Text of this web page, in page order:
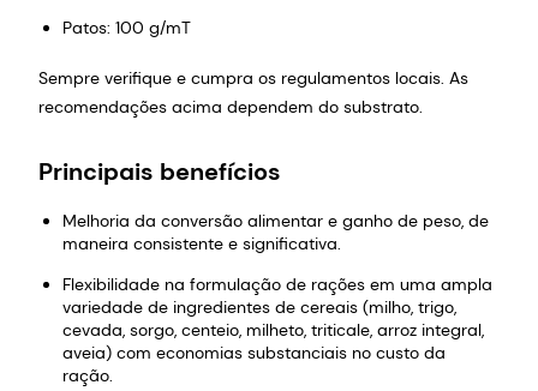
Patos: 100 g/mT
Sempre verifique e cumpra os regulamentos locais. As
recomendações acima dependem do substrato.
Principais benefícios
Melhoria da conversão alimentar e ganho de peso, de
maneira consistente e significativa.
Flexibilidade na formulação de rações em uma ampla
variedade de ingredientes de cereais (milho, trigo,
cevada, sorgo, centeio, milheto, triticale, arroz integral,
aveia) com economias substanciais no custo da
ração.